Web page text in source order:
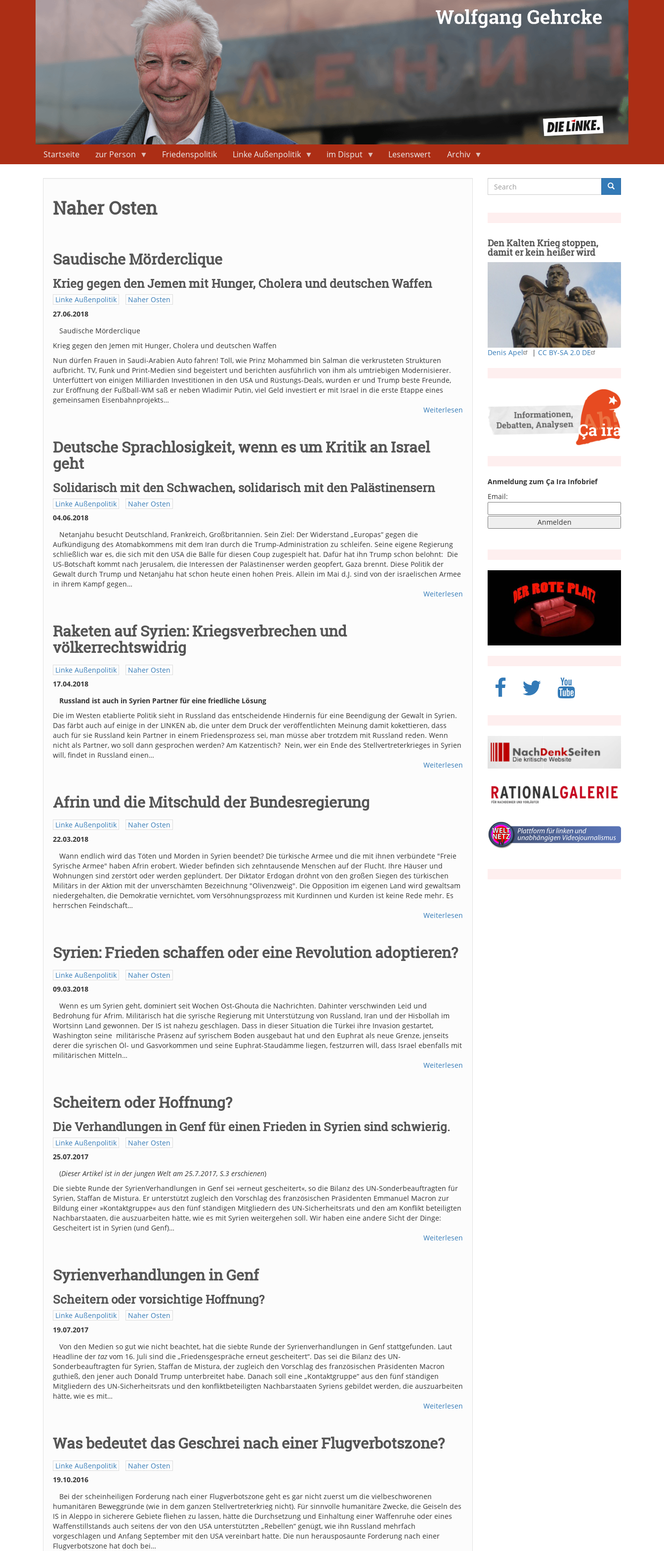
Startseite zur Person Friedenspolitik Linke Außenpolitik im Disput Lesenswert Archiv
Naher Osten
Saudische Mörderclique
Krieg gegen den Jemen mit Hunger, Cholera und deutschen Waffen
Linke Außenpolitik
Naher Osten
27.06.2018
Saudische Mörderclique
Krieg gegen den Jemen mit Hunger, Cholera und deutschen Waffen
Nun dürfen Frauen in Saudi-Arabien Auto fahren! Toll, wie Prinz Mohammed bin Salman die verkrusteten Strukturen
aufbricht. TV, Funk und Print-Medien sind begeistert und berichten ausführlich von ihm als umtriebigen Modernisierer.
Unterfüttert von einigen Milliarden Investitionen in den USA und Rüstungs-Deals, wurden er und Trump beste Freunde,
zur Eröffnung der Fußball-WM saß er neben Wladimir Putin, viel Geld investiert er mit Israel in die erste Etappe eines
gemeinsamen Eisenbahnprojekts…
Weiterlesen
Deutsche Sprachlosigkeit, wenn es um Kritik an Israel
geht
Solidarisch mit den Schwachen, solidarisch mit den Palästinensern
Linke Außenpolitik
Naher Osten
04.06.2018
Netanjahu besucht Deutschland, Frankreich, Großbritannien. Sein Ziel: Der Widerstand „Europas“ gegen die
Aufkündigung des Atomabkommens mit dem Iran durch die Trump-Administration zu schleifen. Seine eigene Regierung
schließlich war es, die sich mit den USA die Bälle für diesen Coup zugespielt hat. Dafür hat ihn Trump schon belohnt: Die
US-Botschaft kommt nach Jerusalem, die Interessen der Palästinenser werden geopfert, Gaza brennt. Diese Politik der
Gewalt durch Trump und Netanjahu hat schon heute einen hohen Preis. Allein im Mai d.J. sind von der israelischen Armee
in ihrem Kampf gegen…
Weiterlesen
Raketen auf Syrien: Kriegsverbrechen und
völkerrechtswidrig
Linke Außenpolitik
Naher Osten
17.04.2018
Russland ist auch in Syrien Partner für eine friedliche Lösung
Die im Westen etablierte Politik sieht in Russland das entscheidende Hindernis für eine Beendigung der Gewalt in Syrien.
Das färbt auch auf einige in der LINKEN ab, die unter dem Druck der veröffentlichten Meinung damit kokettieren, dass
auch für sie Russland kein Partner in einem Friedensprozess sei, man müsse aber trotzdem mit Russland reden. Wenn
nicht als Partner, wo soll dann gesprochen werden? Am Katzentisch? Nein, wer ein Ende des Stellvertreterkrieges in Syrien
will, findet in Russland einen…
Weiterlesen
Afrin und die Mitschuld der Bundesregierung
Linke Außenpolitik
Naher Osten
22.03.2018
Wann endlich wird das Töten und Morden in Syrien beendet? Die türkische Armee und die mit ihnen verbündete "Freie
Syrische Armee" haben Afrin erobert. Wieder befinden sich zehntausende Menschen auf der Flucht. Ihre Häuser und
Wohnungen sind zerstört oder werden geplündert. Der Diktator Erdogan dröhnt von den großen Siegen des türkischen
Militärs in der Aktion mit der unverschämten Bezeichnung "Olivenzweig". Die Opposition im eigenen Land wird gewaltsam
niedergehalten, die Demokratie vernichtet, vom Versöhnungsprozess mit Kurdinnen und Kurden ist keine Rede mehr. Es
herrschen Feindschaft…
Weiterlesen
Syrien: Frieden schaffen oder eine Revolution adoptieren?
Linke Außenpolitik
Naher Osten
09.03.2018
Wenn es um Syrien geht, dominiert seit Wochen Ost-Ghouta die Nachrichten. Dahinter verschwinden Leid und
Bedrohung für Afrim. Militärisch hat die syrische Regierung mit Unterstützung von Russland, Iran und der Hisbollah im
Wortsinn Land gewonnen. Der IS ist nahezu geschlagen. Dass in dieser Situation die Türkei ihre Invasion gestartet,
Washington seine militärische Präsenz auf syrischem Boden ausgebaut hat und den Euphrat als neue Grenze, jenseits
derer die syrischen Öl- und Gasvorkommen und seine Euphrat-Staudämme liegen, festzurren will, dass Israel ebenfalls mit
militärischen Mitteln…
Weiterlesen
Scheitern oder Hoffnung?
Die Verhandlungen in Genf für einen Frieden in Syrien sind schwierig.
Linke Außenpolitik
Naher Osten
25.07.2017
(Dieser Artikel ist in der jungen Welt am 25.7.2017, S.3 erschienen)
Die siebte Runde der SyrienVerhandlungen in Genf sei »erneut gescheitert«, so die Bilanz des UN-Sonderbeauftragten für
Syrien, Staffan de Mistura. Er unterstützt zugleich den Vorschlag des französischen Präsidenten Emmanuel Macron zur
Bildung einer »Kontaktgruppe« aus den fünf ständigen Mitgliedern des UN-Sicherheitsrats und den am Konflikt beteiligten
Nachbarstaaten, die auszuarbeiten hätte, wie es mit Syrien weitergehen soll. Wir haben eine andere Sicht der Dinge:
Gescheitert ist in Syrien (und Genf)…
Weiterlesen
Syrienverhandlungen in Genf
Scheitern oder vorsichtige Hoffnung?
Linke Außenpolitik
Naher Osten
19.07.2017
Von den Medien so gut wie nicht beachtet, hat die siebte Runde der Syrienverhandlungen in Genf stattgefunden. Laut
Headline der taz vom 16. Juli sind die „Friedensgespräche erneut gescheitert“. Das sei die Bilanz des UN-
Sonderbeauftragten für Syrien, Staffan de Mistura, der zugleich den Vorschlag des französischen Präsidenten Macron
guthieß, den jener auch Donald Trump unterbreitet habe. Danach soll eine „Kontaktgruppe“ aus den fünf ständigen
Mitgliedern des UN-Sicherheitsrats und den konfliktbeteiligten Nachbarstaaten Syriens gebildet werden, die auszuarbeiten
hätte, wie es mit…
Weiterlesen
Was bedeutet das Geschrei nach einer Flugverbotszone?
Linke Außenpolitik
Naher Osten
19.10.2016
Bei der scheinheiligen Forderung nach einer Flugverbotszone geht es gar nicht zuerst um die vielbeschworenen
humanitären Beweggründe (wie in dem ganzen Stellvertreterkrieg nicht). Für sinnvolle humanitäre Zwecke, die Geiseln des
IS in Aleppo in sicherere Gebiete fliehen zu lassen, hätte die Durchsetzung und Einhaltung einer Waffenruhe oder eines
Waffenstillstands auch seitens der von den USA unterstützten „Rebellen“ genügt, wie ihn Russland mehrfach
vorgeschlagen und Anfang September mit den USA vereinbart hatte. Die nun herausposaunte Forderung nach einer
Flugverbotszone hat doch bei…
Suche
Search Search
Den Kalten Krieg stoppen,
damit er kein heißer wird
Denis Apel | CC BY-SA 2.0 DE
Anmeldung zum Ça Ira Infobrief
Email: